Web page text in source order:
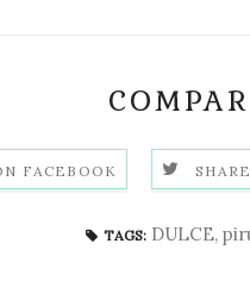
FACEBOOK
TAGS: DULCE,